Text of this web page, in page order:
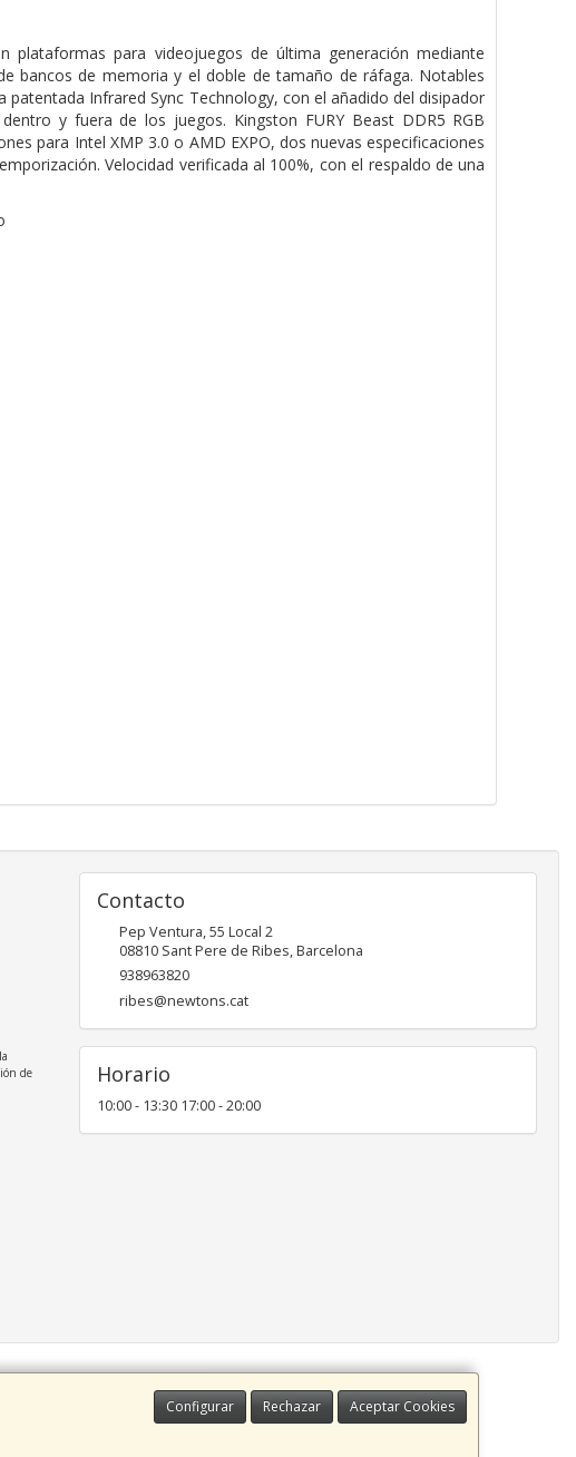
plataformas para videojuegos de última generación mediante
bancos de memoria y el doble de tamaño de ráfaga. Notables
Infrared Sync Technology, con el añadido del disipador
y fuera de los juegos. Kingston FURY Beast DDR5 RGB
para Intel XMP 3.0 o AMD EXPO, dos nuevas especificaciones
Velocidad verificada al 100%, con el respaldo de una
Configurar Rechazar Aceptar Cookies
de
Contacto
Pep Ventura, 55 Local 2
08810 Sant Pere de Ribes,Barcelona
938963820
ribes@newtons.cat
Horario
10:00 - 13:30 17:00 - 20:00